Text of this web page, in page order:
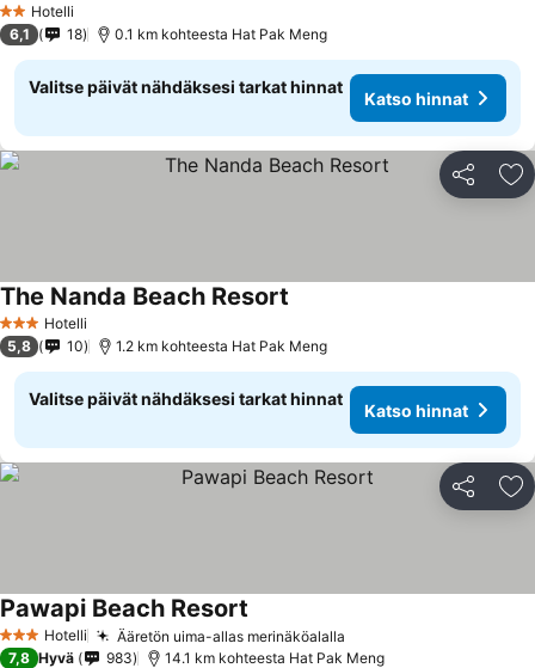
2 Tähtiluokitus
Hotelli
6,1 18 0.1 km kohteesta Hat Pak Meng
Valitse päivät nähdäksesi tarkat hinnat
Katso hinnat
Jaa
3 Tähtiluokitus
Hotelli
The Nanda Beach Resort
5,8 10 1.2 km kohteesta Hat Pak Meng
Valitse päivät nähdäksesi tarkat hinnat
Katso hinnat
Jaa
3 Tähtiluokitus
Hotelli Ääretön uima-allas merinäköalalla
Pawapi Beach Resort
7,8 Hyvä 983 14.1 km kohteesta Hat Pak Meng